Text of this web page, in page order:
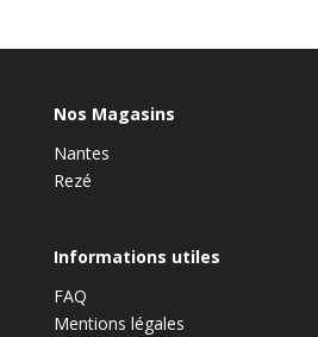
Nos Magasins
Nantes
Rezé
Informations utiles
FAQ
Mentions légales